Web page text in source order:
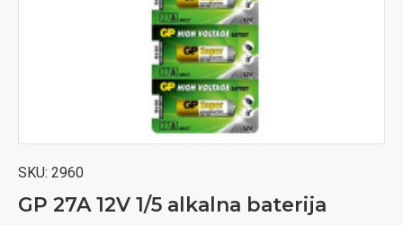
SKU: 2960
GP 27A 12V 1/5 alkalna baterija